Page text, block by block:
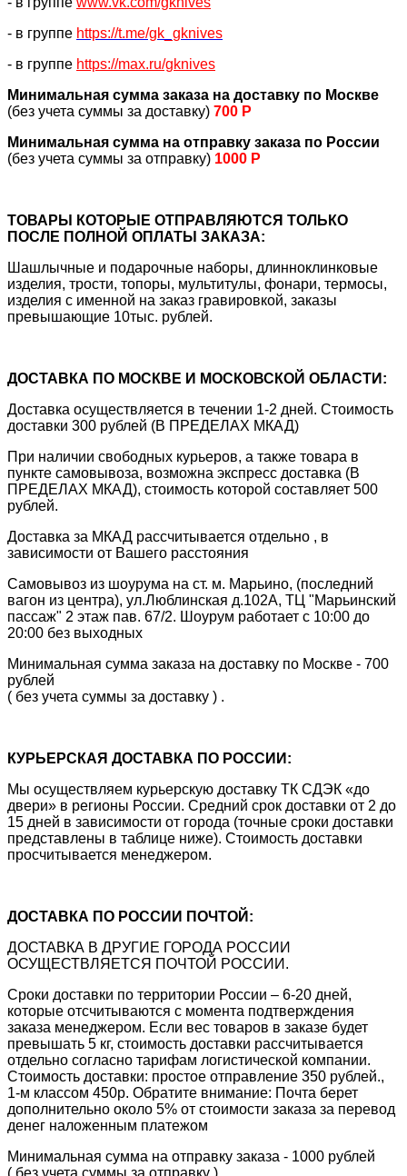
- в группе https://t.me/gk_gknives
- в группе https://max.ru/gknives
Минимальная сумма заказа на доставку по Москве
(без учета суммы за доставку) 700 Р
Минимальная сумма на отправку заказа по России
(без учета суммы за отправку) 1000 Р
ТОВАРЫ КОТОРЫЕ ОТПРАВЛЯЮТСЯ ТОЛЬКО
ПОСЛЕ ПОЛНОЙ ОПЛАТЫ ЗАКАЗА:
Шашлычные и подарочные наборы, длинноклинковые
изделия, трости, топоры, мультитулы, фонари, термосы,
изделия с именной на заказ гравировкой, заказы
превышающие 10тыс. рублей.
ДОСТАВКА ПО МОСКВЕ И МОСКОВСКОЙ ОБЛАСТИ:
Доставка осуществляется в течении 1-2 дней. Стоимость
доставки 300 рублей (В ПРЕДЕЛАХ МКАД)
При наличии свободных курьеров, а также товара в
пункте самовывоза, возможна экспресс доставка (В
ПРЕДЕЛАХ МКАД), стоимость которой составляет 500
рублей.
Доставка за МКАД рассчитывается отдельно , в
зависимости от Вашего расстояния
Самовывоз из шоурума на ст. м. Марьино, (последний
вагон из центра), ул.Люблинская д.102А, ТЦ "Марьинский
пассаж" 2 этаж пав. 67/2. Шоурум работает с 10:00 до
20:00 без выходных
Минимальная сумма заказа на доставку по Москве - 700
рублей
( без учета суммы за доставку ) .
КУРЬЕРСКАЯ ДОСТАВКА ПО РОССИИ:
Мы осуществляем курьерскую доставку ТК СДЭК «до
двери» в регионы России. Средний срок доставки от 2 до
15 дней в зависимости от города (точные сроки доставки
представлены в таблице ниже). Стоимость доставки
просчитывается менеджером.
ДОСТАВКА ПО РОССИИ ПОЧТОЙ:
ДОСТАВКА В ДРУГИЕ ГОРОДА РОССИИ
ОСУЩЕСТВЛЯЕТСЯ ПОЧТОЙ РОССИИ.
Сроки доставки по территории России – 6-20 дней,
которые отсчитываются с момента подтверждения
заказа менеджером. Если вес товаров в заказе будет
превышать 5 кг, стоимость доставки рассчитывается
отдельно согласно тарифам логистической компании.
Стоимость доставки: простое отправление 350 рублей.,
1-м классом 450р. Обратите внимание: Почта берет
дополнительно около 5% от стоимости заказа за перевод
денег наложенным платежом
Минимальная сумма на отправку заказа - 1000 рублей
( без учета суммы за отправку )